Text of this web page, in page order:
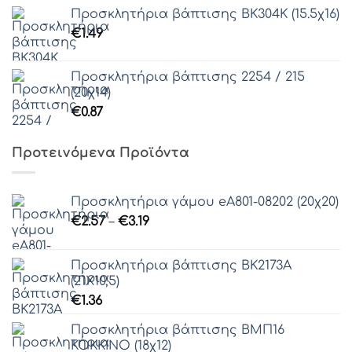
Προσκλητήρια βάπτισης ΒΚ304Κ (15.5χ16)
€1.49
Προσκλητήρια βάπτισης 2254 / 215
(20χ14)
€0.87
Προτεινόμενα Προϊόντα
Προσκλητήρια γάμου eΑ801-08202 (20χ20)
€2.57 – €3.19Price
through
Προσκλητήρια βάπτισης ΒΚ2173Α
(21Χ10,5)
€1.36
Προσκλητήρια βάπτισης ΒΜΠ16
ΚΟΚΚΙΝΟ (18χ12)